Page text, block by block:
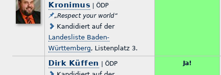
Kronimus | ÖDP
„Respect your world“
Kandidiert auf der
Landesliste Baden-
Württemberg, Listenplatz 3.
Dirk Küffen | ÖDP Ja!